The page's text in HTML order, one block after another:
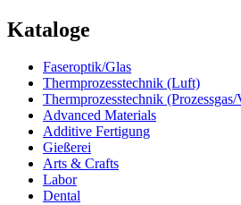
Kataloge
Faseroptik/Glas
Thermprozesstechnik (Luft)
Thermprozesstechnik
Advanced Materials
Additive Fertigung
Gießerei
Arts & Crafts
Labor
Dental